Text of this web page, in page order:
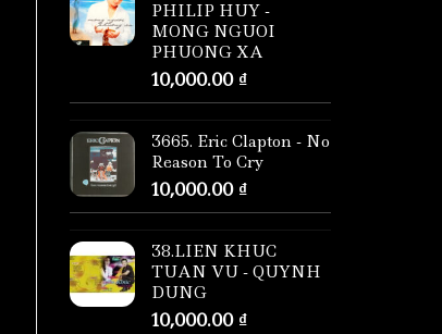
PHILIP HUY -
MONG NGUOI
PHUONG XA
10,000.00 ₫
3665. Eric Clapton - No
Reason To Cry
10,000.00 ₫
38.LIEN KHUC
TUAN VU - QUYNH
DUNG
10,000.00 ₫